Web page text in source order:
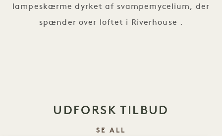
lampeskærme dyrket af svampemycelium, der
spænder over loftet i Riverhouse .
UDFORSK TILBUD
SE ALL